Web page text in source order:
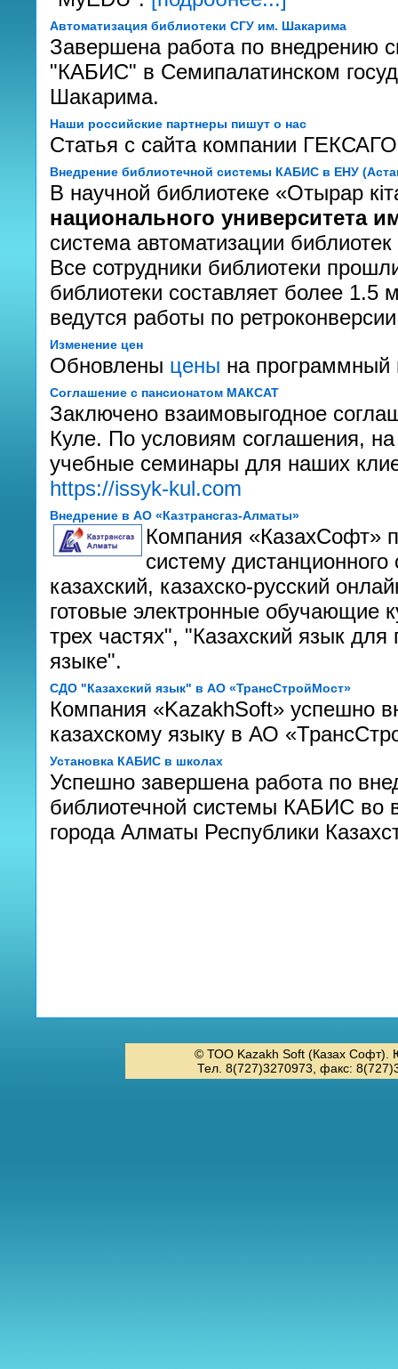
Автоматизация библиотеки СГУ им. Шакарима
Завершена работа по внедрению
"КАБИС" в Семипалатинском
Шакарима.
Наши российские партнеры пишут о нас
Статья с сайта компании
Внедрение библиотечной системы КАБИС в ЕНУ
В научной библиотеке «Отырар
национального университета
система автоматизации
Все сотрудники библиотеки
библиотеки составляет более 1.5
ведутся работы по
Изменение цен
Обновлены цены на программный
Соглашение с пансионатом МАКСАТ
Заключено взаимовыгодное
Куле. По условиям соглашения, на
учебные семинары для наших
https://issyk-kul.com
Внедрение в АО «Казтрансгаз-Алматы»
Компания «КазахСофт»
систему
казахский, казахско-русский
готовые электронные обучающие
трех частях", "Казахский язык
языке".
СДО "Казахский язык" в АО «ТрансСтройМост»
Компания «KazakhSoft» успешно
казахскому языку в АО
Установка КАБИС в школах
Успешно завершена работа по
библиотечной системы КАБИС во
города Алматы Республики
© ТОО Kazakh Soft (Казах Софт).
Тел. 8(727)3270973, факс: